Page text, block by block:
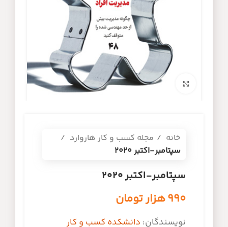
برای بزرگنمایی کلیک کنید
خانه
مجله کسب و کار هاروارد
سپتامبر-اکتبر 2020
سپتامبر-اکتبر 2020
۹۹۰هزار تومان
نویسندگان: دانشکده کسب و کار